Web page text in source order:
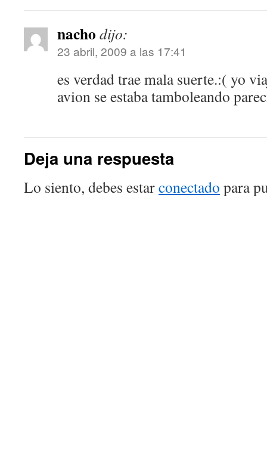
nacho dijo:
23 abril, 2009 a las 17:41
es verdad trae mala suerte.:( yo
avion se estaba tamboleando
Deja una respuesta
Lo siento, debes estarconectado para